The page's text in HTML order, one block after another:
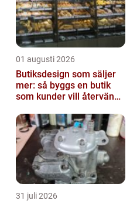
01 augusti 2026
Butiksdesign som säljer
mer: så byggs en butik
som kunder vill återvända
31 juli 2026